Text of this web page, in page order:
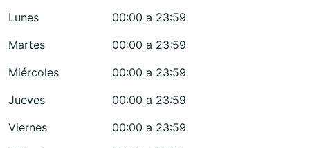
Lunes
00:00 a 23:59
Martes
00:00 a 23:59
Miércoles
00:00 a 23:59
Jueves
00:00 a 23:59
Viernes
00:00 a 23:59